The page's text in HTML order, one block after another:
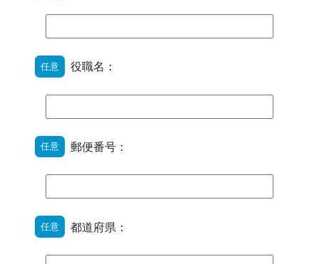
任意 役職名：
任意 郵便番号：
任意 都道府県：